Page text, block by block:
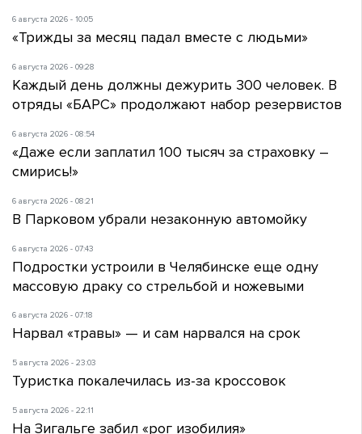
6 августа 2026 - 10:05
«Трижды за месяц падал вместе с людьми»
6 августа 2026 - 09:28
Каждый день должны дежурить 300 человек. В
отряды «БАРС» продолжают набор резервистов
6 августа 2026 - 08:54
«Даже если заплатил 100 тысяч за страховку –
смирись!»
6 августа 2026 - 08:21
В Парковом убрали незаконную автомойку
6 августа 2026 - 07:43
Подростки устроили в Челябинске еще одну
массовую драку со стрельбой и ножевыми
6 августа 2026 - 07:18
Нарвал «травы» — и сам нарвался на срок
5 августа 2026 - 23:03
Туристка покалечилась из-за кроссовок
5 августа 2026 - 22:11
На Зигальге забил «рог изобилия»